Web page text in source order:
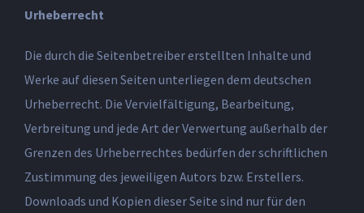
Urheberrecht
Die durch die Seitenbetreiber erstellten Inhalte und
Werke auf diesen Seiten unterliegen dem deutschen
Urheberrecht. Die Vervielfältigung, Bearbeitung,
Verbreitung und jede Art der Verwertung außerhalb der
Grenzen des Urheberrechtes bedürfen der schriftlichen
Zustimmung des jeweiligen Autors bzw. Erstellers.
Downloads und Kopien dieser Seite sind nur für den